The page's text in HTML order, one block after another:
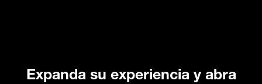
Expanda su experiencia y abra